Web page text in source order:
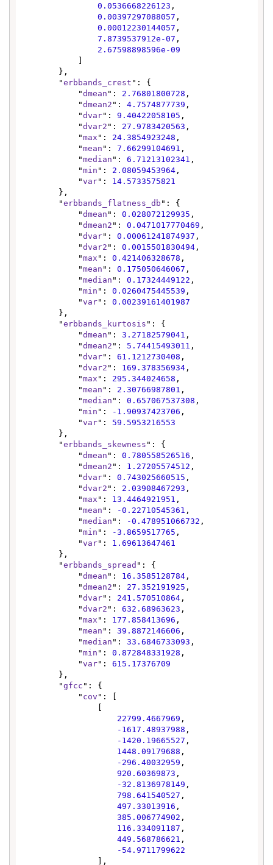
0.0536668226123 ,
0.00397297088057 ,
0.00012230144057 ,
7.8739537912e-07 ,
2.67598898596e-09
        "
erbbands_crest ": {
            "
dmean ": 2.76801800728 ,
            "
dmean2 ": 4.7574877739 ,
            "
dvar": 9.40422058105 ,
            "
dvar2 ": 27.9783420563 ,
            "
max ": 24.3854923248 ,
            "
mean ": 7.66299104691 ,
            "
median ": 6.71213102341 ,
            "
min ": 2.08059453964 ,
            "
var": 14.5733575821
        "
erbbands_flatness_db ": {
            "
dmean ": 0.028072129935 ,
            "
dmean2 ": 0.0471017770469 ,
            "
dvar": 0.00061241874937 ,
            "
dvar2 ": 0.0015501830494 ,
            "
max ": 0.421406328678 ,
            "
mean ": 0.175050646067 ,
            "
median ": 0.17324449122 ,
            "
min ": 0.0260475445539 ,
            "
var": 0.00239161401987
        "
erbbands_kurtosis ": {
            "
dmean ": 3.27182579041 ,
            "
dmean2 ": 5.74415493011 ,
            "
dvar": 61.1212730408 ,
            "
dvar2 ": 169.378356934 ,
            "
max ": 295.344024658 ,
            "
mean ": 2.30766987801 ,
            "
median ": 0.657067537308 ,
            "
min ": -1.90937423706 ,
            "
var": 59.5953216553
        "
erbbands_skewness ": {
            "
dmean ": 0.780558526516 ,
            "
dmean2 ": 1.27205574512 ,
            "
dvar": 0.743025660515 ,
            "
dvar2 ": 2.03908467293 ,
            "
max ": 13.4464921951 ,
            "
mean ": -0.22710545361 ,
            "
median ": -0.478951066732 ,
            "
min ": -3.8659517765 ,
            "
var": 1.69613647461
        "
erbbands_spread ": {
            "
dmean ": 16.3585128784 ,
            "
dmean2 ": 27.352191925 ,
            "
dvar": 241.570510864 ,
            "
dvar2 ": 632.68963623 ,
            "
max ": 177.858413696 ,
            "
mean ": 39.8872146606 ,
            "
median ": 33.6846733093 ,
            "
min ": 0.872848331928 ,
            "
var": 615.17376709
        "
gfcc ": {
            "
cov ": [
22799.4667969 ,
-1617.48937988 ,
-1420.19665527 ,
1448.09179688 ,
-296.40032959 ,
920.60369873 ,
-32.8136978149 ,
798.641540527 ,
497.33013916 ,
385.006774902 ,
116.334091187 ,
449.568786621 ,
-54.9711799622